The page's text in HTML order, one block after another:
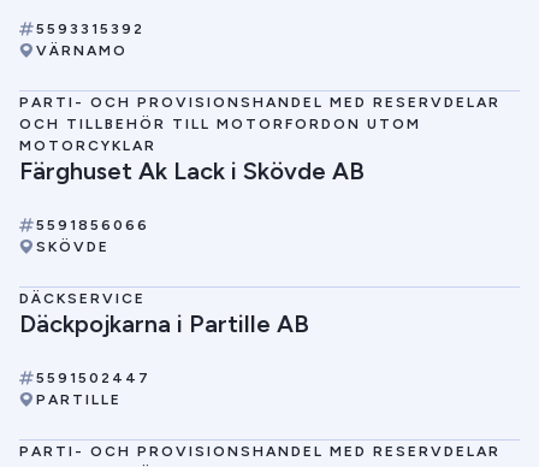
5593315392
VÄRNAMO
PARTI- OCH PROVISIONSHANDEL MED RESERVDELAR
OCH TILLBEHÖR TILL MOTORFORDON UTOM
MOTORCYKLAR
Färghuset Ak Lack i Skövde AB
5591856066
SKÖVDE
DÄCKSERVICE
Däckpojkarna i Partille AB
5591502447
PARTILLE
PARTI- OCH PROVISIONSHANDEL MED RESERVDELAR